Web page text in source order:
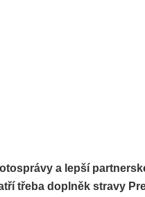
a lepší
třeba doplněk stravy